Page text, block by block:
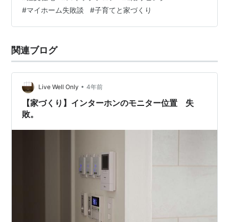
でみると「あれ？これちょっと不便かも…」という点が
いくつも出てきました。 なぜスキップフロアを選んだの
か？ 当時は、一般的な「1階リビング＋2階寝室」の間取
と思い、スキップフロアを選択。梁が見える天井や、2階
の明るいリビングに惹かれて、友人に相談す…
#マイホーム失敗談 #子育てと家づくり
関連ブログ
Live Well Only • 4年前
【家づくり】インターホンのモニター位置 失
敗。